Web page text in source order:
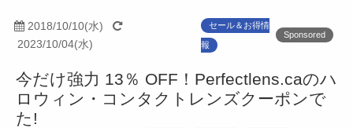
2018/10/10(水)
2023/10/04(水)
セール＆お得情
報
Sponsored
今だけ強力 13％ OFF！Perfectlens.caのハ
ロウィン・コンタクトレンズクーポンで
た!